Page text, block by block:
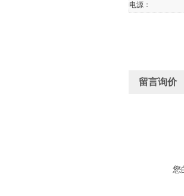
电源：
留言询价
您